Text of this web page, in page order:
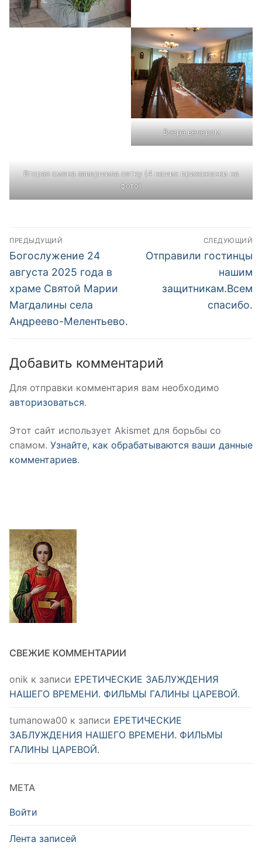
Вчера вечером
Вторая смена завершила сетку (4 наших прихожанки на
фото)
Навигация
по
записям
ПРЕДЫДУЩИЙ
Предыдущая
запись:
Богослужение 24
августа 2025 года в
храме Святой Марии
Магдалины села
Андреево-Мелентьево.
СЛЕДУЮЩИЙ
Следующая
Отправили гостинцы
нашим
защитникам.Всем
спасибо.
Добавить комментарий
Для отправки комментария вам необходимо
авторизоваться.
Этот сайт использует Akismet для борьбы со
спамом. Узнайте, как обрабатываются ваши данные
комментариев.
СВЕЖИЕ КОММЕНТАРИИ
onik к записи ЕРЕТИЧЕСКИЕ ЗАБЛУЖДЕНИЯ
НАШЕГО ВРЕМЕНИ. ФИЛЬМЫ ГАЛИНЫ ЦАРЕВОЙ.
tumanowa00 к записи ЕРЕТИЧЕСКИЕ
ЗАБЛУЖДЕНИЯ НАШЕГО ВРЕМЕНИ. ФИЛЬМЫ
ГАЛИНЫ ЦАРЕВОЙ.
МЕТА
Войти
Лента записей